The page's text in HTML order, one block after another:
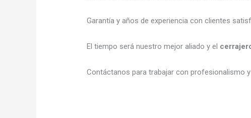
Garantía y años de experiencia con clientes
El tiempo será nuestro mejor aliado y el
Contáctanos para trabajar con profesionalismo y